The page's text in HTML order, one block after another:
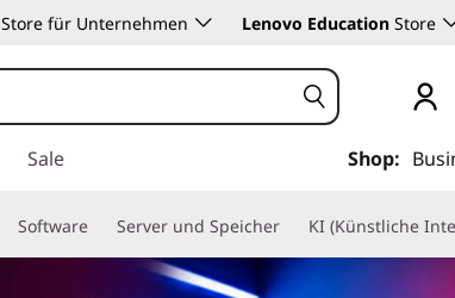
Store für Unternehmen Lenovo Education Store
Sale Shop:
Software Server und Speicher KI (Künstliche